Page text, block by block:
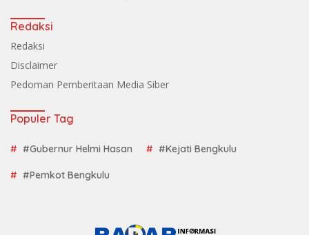
Redaksi
Redaksi
Disclaimer
Pedoman Pemberitaan Media Siber
Populer Tag
#Gubernur Helmi Hasan #Kejati Bengkulu
#Pemkot Bengkulu